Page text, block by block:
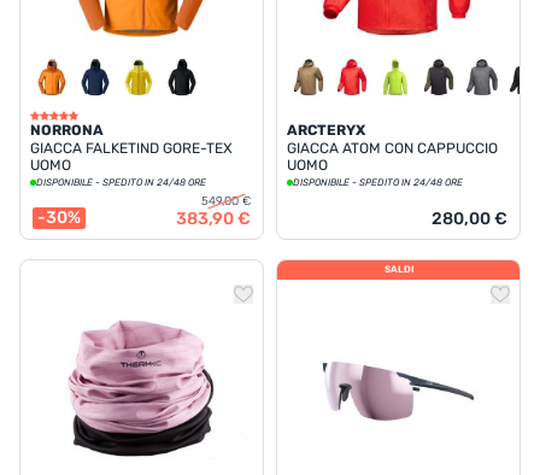
NORRONA
GIACCA FALKETIND GORE-TEX
UOMO
DISPONIBILE - SPEDITO IN 24/48 ORE
-30%
549,00 €
383,90 €
ARCTERYX
GIACCA ATOM CON CAPPUCCIO
UOMO
DISPONIBILE - SPEDITO IN 24/48 ORE
280,00 €
SALDI